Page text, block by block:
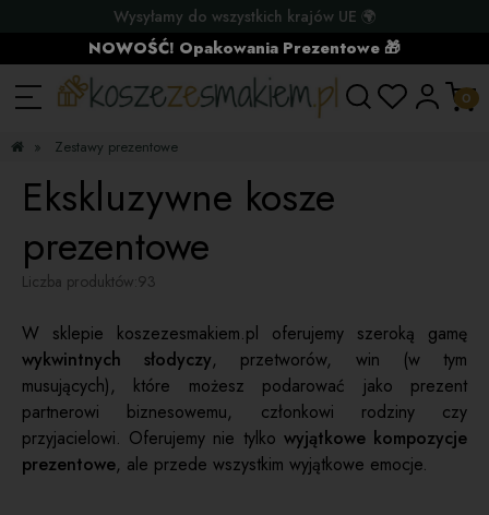
Wysyłamy do wszystkich krajów UE 🌍
NOWOŚĆ! Opakowania Prezentowe 🎁
» Zestawy prezentowe
Ekskluzywne kosze
prezentowe
Liczba produktów: 93
W sklepie koszezesmakiem.pl oferujemy szeroką gamę
wykwintnych słodyczy, przetworów, win (w tym
musujących), które możesz podarować jako prezent
partnerowi biznesowemu, członkowi rodziny czy
przyjacielowi. Oferujemy nie tylko wyjątkowe kompozycje
prezentowe, ale przede wszystkim wyjątkowe emocje.